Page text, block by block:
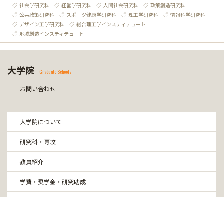
社会学研究科
経営学研究科 人間社会研究科
政策創造研究科
公共政策研究科
スポーツ健康学研究科 理工学研究科
情報科学研究科
デザイン工学研究科
総合理工学インスティテュート
地域創造インスティテュート
大学院 Graduate Schools
お問い合わせ
大学院について
研究科・専攻
教員紹介
学費・奨学金・研究助成